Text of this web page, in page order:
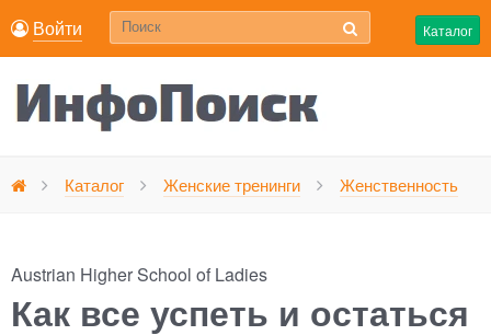
Войти Каталог
Каталог Женские тренинги Женственность
Austrian Higher School of Ladies
Как все успеть и остаться